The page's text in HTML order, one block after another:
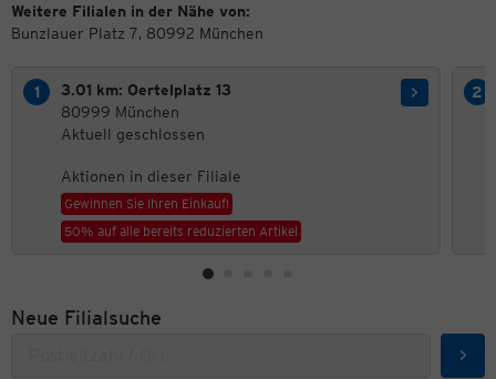
Weitere Filialen in der Nähe von:
Bunzlauer Platz 7, 80992 München
3.01 km: Oertelplatz 13
80999 München
Aktuell geschlossen
Aktionen in dieser Filiale
Gewinnen Sie Ihren Einkauf!
50% auf alle bereits reduzierten Artikel
Neue Filialsuche